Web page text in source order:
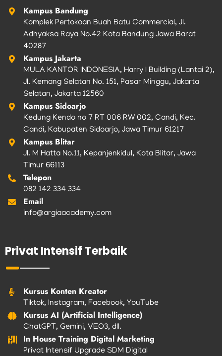
Kampus Bandung
Komplek Pertokoan Buah Batu Commercial, Jl.
Adhyaksa Raya No.42 Kota Bandung Jawa Barat
40287
Kampus Jakarta
MULA KANTOR INDONESIA, Harry I Building (Lantai 2),
Jl. Kemang Selatan No. 151, Pasar Minggu, Jakarta
Selatan, Jakarta 12560
Kampus Sidoarjo
Kedung Kendo no 7 RT 006 RW 002, Candi, Kec.
Candi, Kabupaten Sidoarjo, Jawa Timur 61217
Kampus Blitar
Jl. M Hatta No.11, Kepanjenkidul, Kota Blitar, Jawa
Timur 66113
Telepon
082 142 334 334
Email
info@argiaacademy.com
Privat Intensif Terbaik
Kursus Konten Kreator
Tiktok, Instagram, Facebook, YouTube
Kursus AI (Artificial Intelligence)
ChatGPT, Gemini, VEO3, dll.
In House Training Digital Marketing
Privat Intensif Upgrade SDM Digital